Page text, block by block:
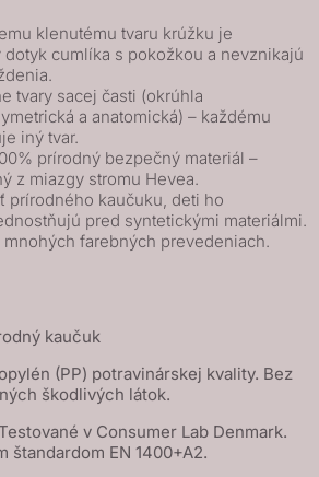
klenutému tvaru krúžku je
cumlíka s pokožkou a nevznikajú
tvary sacej časti (okrúhla
a anatomická) – každému
iný tvar.
prírodný bezpečný materiál –
z miazgy stromu Hevea.
prírodného kaučuku, deti ho
pred syntetickými materiálmi.
mnohých farebných prevedeniach.
kaučuk
(PP) potravinárskej kvality. Bez
škodlivých látok.
v Consumer Lab Denmark.
štandardom EN 1400+A2.